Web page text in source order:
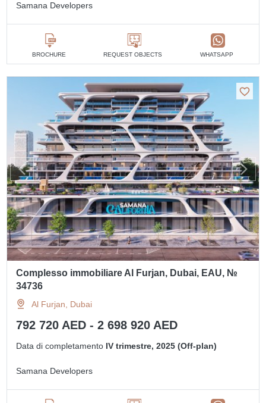
Samana Developers
BROCHURE REQUEST OBJECTS WHATSAPP
Complesso immobiliare Al Furjan, Dubai, EAU, №
34736
Al Furjan, Dubai
792 720 AED - 2 698 920 AED
Data di completamento IV trimestre, 2025 (Off-plan)
Samana Developers